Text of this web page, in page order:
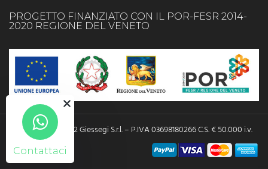
Contattaci
PROGETTO FINANZIATO CON IL POR-FESR 2014-
2020 REGIONE DEL VENETO
Copyright © 2022 Giessegi S.r.l. – P.IVA 03698180266 C.S. € 50.000 i.v.